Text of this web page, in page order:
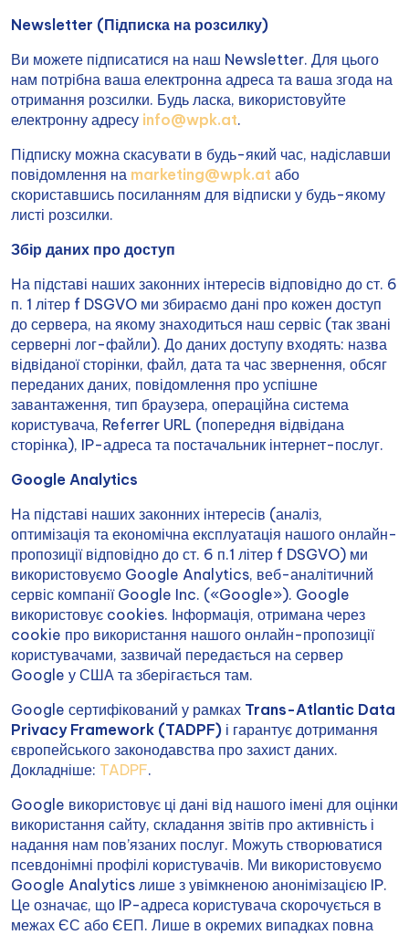
Newsletter (Підписка на розсилку)
Ви можете підписатися на наш Newsletter. Для цього
нам потрібна ваша електронна адреса та ваша згода на
отримання розсилки. Будь ласка, використовуйте
електронну адресу info@wpk.at.
Підписку можна скасувати в будь-який час, надіславши
повідомлення на marketing@wpk.at або
скориставшись посиланням для відписки у будь-якому
листі розсилки.
Збір даних про доступ
На підставі наших законних інтересів відповідно до ст. 6
п. 1 літер f DSGVO ми збираємо дані про кожен доступ
до сервера, на якому знаходиться наш сервіс (так звані
серверні лог-файли). До даних доступу входять: назва
відвіданої сторінки, файл, дата та час звернення, обсяг
переданих даних, повідомлення про успішне
завантаження, тип браузера, операційна система
користувача, Referrer URL (попередня відвідана
сторінка), IP-адреса та постачальник інтернет-послуг.
Google Analytics
На підставі наших законних інтересів (аналіз,
оптимізація та економічна експлуатація нашого онлайн-
пропозиції відповідно до ст. 6 п.1 літер f DSGVO) ми
використовуємо Google Analytics, веб-аналітичний
сервіс компанії Google Inc. («Google»). Google
використовує cookies. Інформація, отримана через
cookie про використання нашого онлайн-пропозиції
користувачами, зазвичай передається на сервер
Google у США та зберігається там.
Google сертифікований у рамках Trans-Atlantic Data
Privacy Framework (TADPF) і гарантує дотримання
європейського законодавства про захист даних.
Докладніше: TADPF.
Google використовує ці дані від нашого імені для оцінки
використання сайту, складання звітів про активність і
надання нам пов’язаних послуг. Можуть створюватися
псевдонімні профілі користувачів. Ми використовуємо
Google Analytics лише з увімкненою анонімізацією IP.
Це означає, що IP-адреса користувача скорочується в
межах ЄС або ЄЕП. Лише в окремих випадках повна